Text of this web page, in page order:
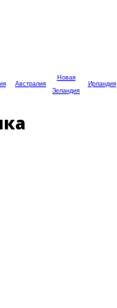
Австралия
Новая
Зеландия
Ирландия